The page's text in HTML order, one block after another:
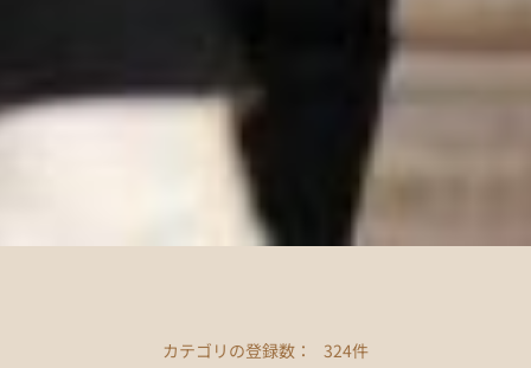
カテゴリの登録数： 324件